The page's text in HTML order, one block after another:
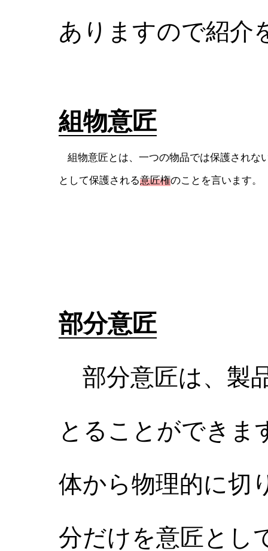
ありますので紹介
組物意匠
組物意匠とは、一つの物品では保護されな
として保護される意匠権のことを言います。
部分意匠
部分意匠は、製
とることができま
体から物理的に切
分だけを意匠とし